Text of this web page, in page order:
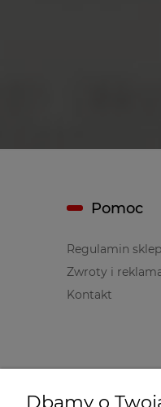
Pomoc
Regulamin
Zwroty i
Kontakt
Dbamy o